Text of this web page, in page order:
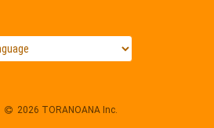
2026 TORANOANA Inc.